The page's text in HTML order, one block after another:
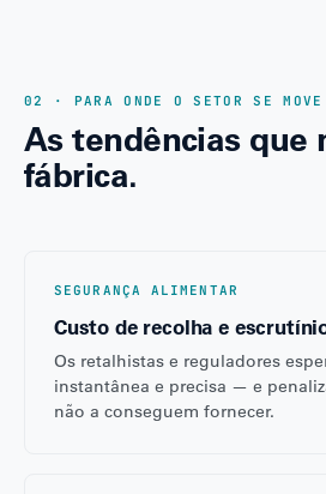
02 · PARA ONDE O SETOR SE MOVE
As tendências que
fábrica.
SEGURANÇA ALIMENTAR
Custo de recolha e
Os retalhistas e reguladores
instantânea e precisa — e
não a conseguem fornecer.